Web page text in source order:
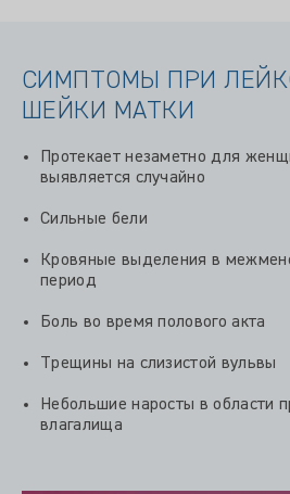
СИМПТОМЫ ПРИ
ШЕЙКИ МАТКИ
Протекает незаметно для
выявляется случайно
Сильные бели
Кровяные выделения в
период
Боль во время полового акта
Трещины на слизистой вульвы
Небольшие наросты в области
влагалища